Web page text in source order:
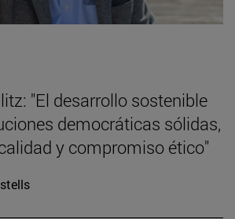
"El desarrollo sostenible
democráticas sólidas,
y compromiso ético"